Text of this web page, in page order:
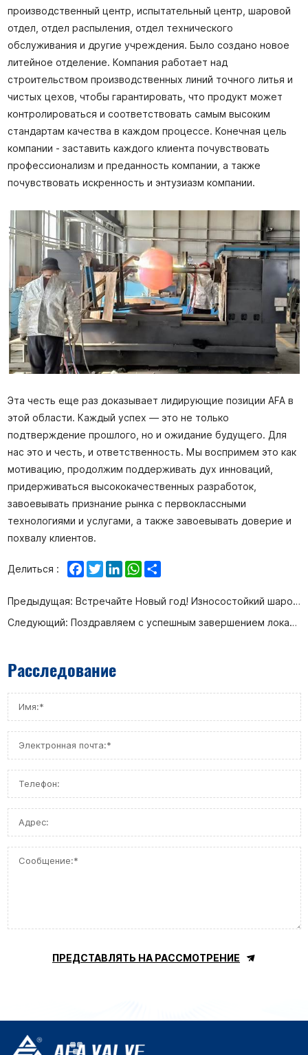
производственный центр, испытательный центр, шаровой
отдел, отдел распыления, отдел технического
обслуживания и другие учреждения. Было создано новое
литейное отделение. Компания работает над
строительством производственных линий точного литья и
чистых цехов, чтобы гарантировать, что продукт может
контролироваться и соответствовать самым высоким
стандартам качества в каждом процессе. Конечная цель
компании - заставить каждого клиента почувствовать
профессионализм и преданность компании, а также
почувствовать искренность и энтузиазм компании.
Эта честь еще раз доказывает лидирующие позиции AFA в
этой области. Каждый успех — это не только
подтверждение прошлого, но и ожидание будущего. Для
нас это и честь, и ответственность. Мы воспримем это как
мотивацию, продолжим поддерживать дух инноваций,
придерживаться высококачественных разработок,
завоевывать признание рынка с первоклассными
технологиями и услугами, а также завоевывать доверие и
похвалу клиентов.
Делиться : Facebook
TwitterLinkedInWhatsApp
Предыдущая: Встречайте Новый год! Износостойкий шаровой кран типа C выиграл тендер на поставку Baofeng Energy и Hengli Petrochemical
Следующий: Поздравляем с успешным завершением локализационной приемки износостойкого шарового крана типа С с двойным эксцентриком для установки CHPPO производительностью 300 000 тонн/год компании Sinopec Zhenhai Refining and Chemical Co., Ltd.
Расследование
ПРЕДСТАВЛЯТЬ НА РАССМОТРЕНИЕ